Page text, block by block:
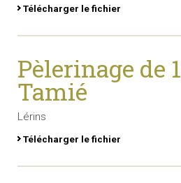
Télécharger le fichier
Pèlerinage de
Tamié
Lérins
Télécharger le fichier